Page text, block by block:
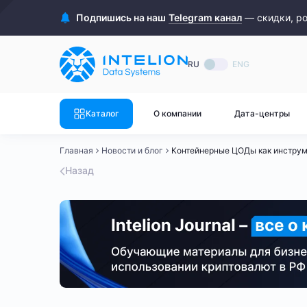
Подпишись на наш Telegram канал — скидки,
RU ENG
Каталог О компании Дата-центры
ASIC майнеры
Bitmain
Innosilicon
Iceriver
Смотреть весь каталог
Готовый
Готовый
Готовый
Готовый
Готовый
Главная Новости и блог Контейнерные ЦОДы как
Назад